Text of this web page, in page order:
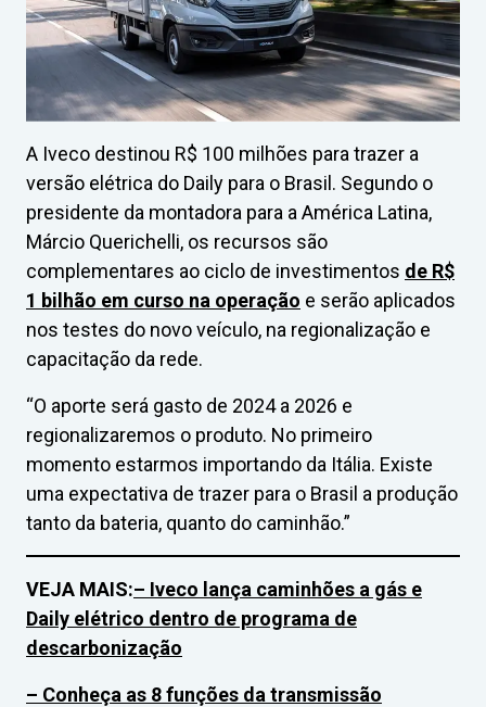
A Iveco destinou R$ 100 milhões para trazer a
versão elétrica do Daily para o Brasil. Segundo o
presidente da montadora para a América Latina,
Márcio Querichelli, os recursos são
complementares ao ciclo de investimentos de R$
1 bilhão em curso na operação e serão aplicados
nos testes do novo veículo, na regionalização e
capacitação da rede.
“O aporte será gasto de 2024 a 2026 e
regionalizaremos o produto. No primeiro
momento estarmos importando da Itália. Existe
uma expectativa de trazer para o Brasil a produção
tanto da bateria, quanto do caminhão.”
VEJA MAIS:– Iveco lança caminhões a gás e
Daily elétrico dentro de programa de
descarbonização
– Conheça as 8 funções da transmissão